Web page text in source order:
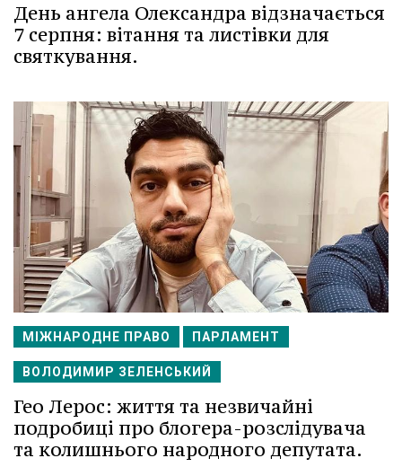
День ангела Олександра відзначається
7 серпня: вітання та листівки для
святкування.
МІЖНАРОДНЕ ПРАВО ПАРЛАМЕНТ
ВОЛОДИМИР ЗЕЛЕНСЬКИЙ
Гео Лерос: життя та незвичайні
подробиці про блогера-розслідувача
та колишнього народного депутата.